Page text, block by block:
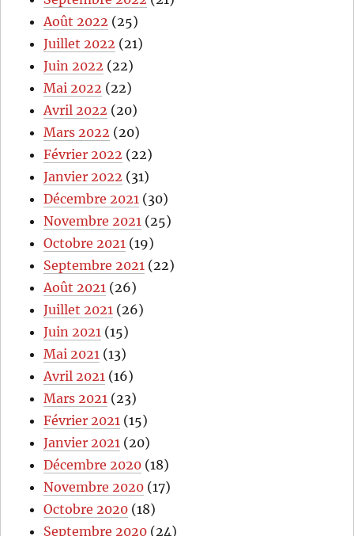
Août 2022 (25)
Juillet 2022 (21)
Juin 2022 (22)
Mai 2022 (22)
Avril 2022 (20)
Mars 2022 (20)
Février 2022 (22)
Janvier 2022 (31)
Décembre 2021 (30)
Novembre 2021 (25)
Octobre 2021 (19)
Septembre 2021 (22)
Août 2021 (26)
Juillet 2021 (26)
Juin 2021 (15)
Mai 2021 (13)
Avril 2021 (16)
Mars 2021 (23)
Février 2021 (15)
Janvier 2021 (20)
Décembre 2020 (18)
Novembre 2020 (17)
Octobre 2020 (18)
Septembre 2020 (24)